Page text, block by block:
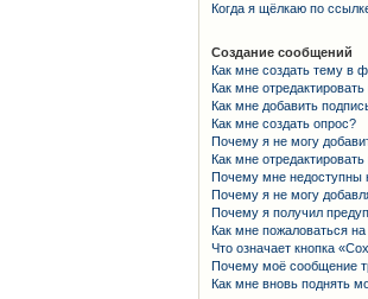
Когда я щёлкаю по
Создание сообщений
Как мне создать тему в
Как мне
Как мне добавить
Как мне создать опрос?
Почему я не могу
Как мне
Почему мне недоступны
Почему я не могу
Почему я получил
Как мне пожаловаться
Что означает кнопка
Почему моё сообщение
Как мне вновь поднять